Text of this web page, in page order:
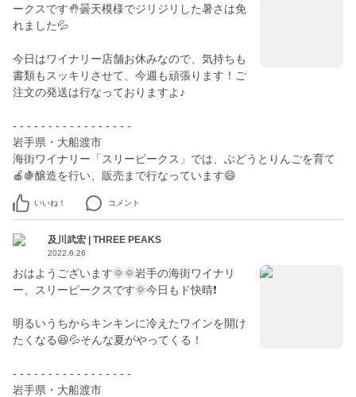
ークスです🤚曇天模様でジリジリした暑さは免
れました💦
今日はワイナリー店舗お休みなので、気持ちも
書類もスッキリさせて、今週も頑張ります！ご
注文の発送は行なっておりますよ♪
- - - - - - - - - - - - - - - - -
岩手県・大船渡市
海街ワイナリー「スリーピークス」では、ぶどうとりんごを育て
🍎🍇醸造を行い、販売まで行なっています😄
いいね！ コメント
及川武宏 | THREE PEAKS
2022.6.26
おはようございます🌞🌞岩手の海街ワイナリ
ー、スリーピークスです🌞今日もド快晴❗️
明るいうちからキンキンに冷えたワインを開け
たくなる😆💦そんな夏がやってくる！
- - - - - - - - - - - - - - - - -
岩手県・大船渡市